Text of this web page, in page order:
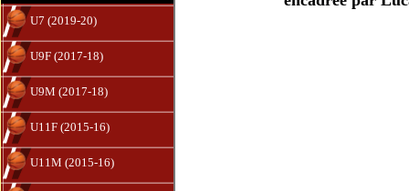
U7 (2019-20)
U9F (2017-18)
U9M (2017-18)
U11F (2015-16)
U11M (2015-16)